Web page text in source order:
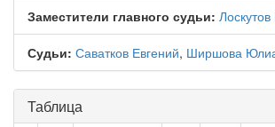
Заместители главного судьи:
Судьи: Саватков Евгений, Ширшова
Таблица